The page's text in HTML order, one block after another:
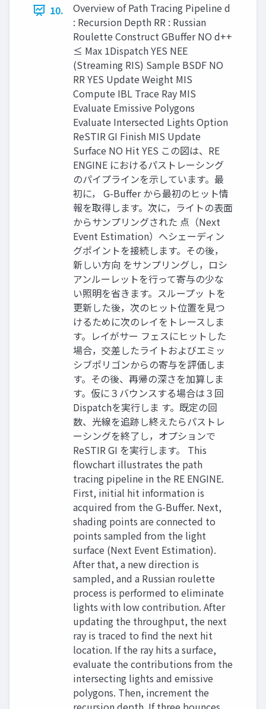
10.
Overview of Path Tracing Pipeline d
: Recursion Depth RR : Russian
Roulette Construct GBuffer NO d++
≤ Max 1Dispatch YES NEE
(Streaming RIS) Sample BSDF NO
RR YES Update Weight MIS
Compute IBL Trace Ray MIS
Evaluate Emissive Polygons
Evaluate Intersected Lights Option
ReSTIR GI Finish MIS Update
Surface NO Hit YES この図は、RE
ENGINE におけるパストレーシング
のパイプラインを示しています。最
初に， G-Buffer から最初のヒット情
報を取得します。次に，ライトの表面
からサンプリングされた 点（Next
Event Estimation）へシェーディン
グポイントを接続します。その後，
新しい方向 をサンプリングし，ロシ
アンルーレットを行って寄与の少な
い照明を省きます。スループッ トを
更新した後，次のヒット位置を見つ
けるために次のレイをトレースしま
す。レイがサー フェスにヒットした
場合，交差したライトおよびエミッ
シブポリゴンからの寄与を評価しま
す。その後、再帰の深さを加算しま
す。仮に３バウンスする場合は３回
Dispatchを実行しま す。既定の回
数、光線を追跡し終えたらパストレ
ーシングを終了し，オプションで
ReSTIR GI を実行します。 This
flowchart illustrates the path
tracing pipeline in the RE ENGINE.
First, initial hit information is
acquired from the G-Buffer. Next,
shading points are connected to
points sampled from the light
surface (Next Event Estimation).
After that, a new direction is
sampled, and a Russian roulette
process is performed to eliminate
lights with low contribution. After
updating the throughput, the next
ray is traced to find the next hit
location. If the ray hits a surface,
evaluate the contributions from the
intersecting lights and emissive
polygons. Then, increment the